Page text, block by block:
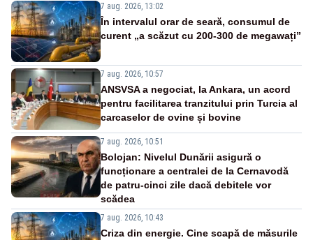
7 aug. 2026, 13:02
În intervalul orar de seară, consumul de
curent „a scăzut cu 200-300 de megawați”
7 aug. 2026, 10:57
ANSVSA a negociat, la Ankara, un acord
pentru facilitarea tranzitului prin Turcia al
carcaselor de ovine și bovine
7 aug. 2026, 10:51
Bolojan: Nivelul Dunării asigură o
funcționare a centralei de la Cernavodă
de patru-cinci zile dacă debitele vor
scădea
7 aug. 2026, 10:43
Criza din energie. Cine scapă de măsurile